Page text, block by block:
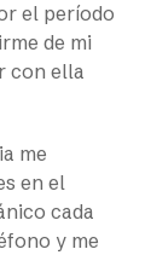
el período
de mi
con ella
me
en el
cada
y me